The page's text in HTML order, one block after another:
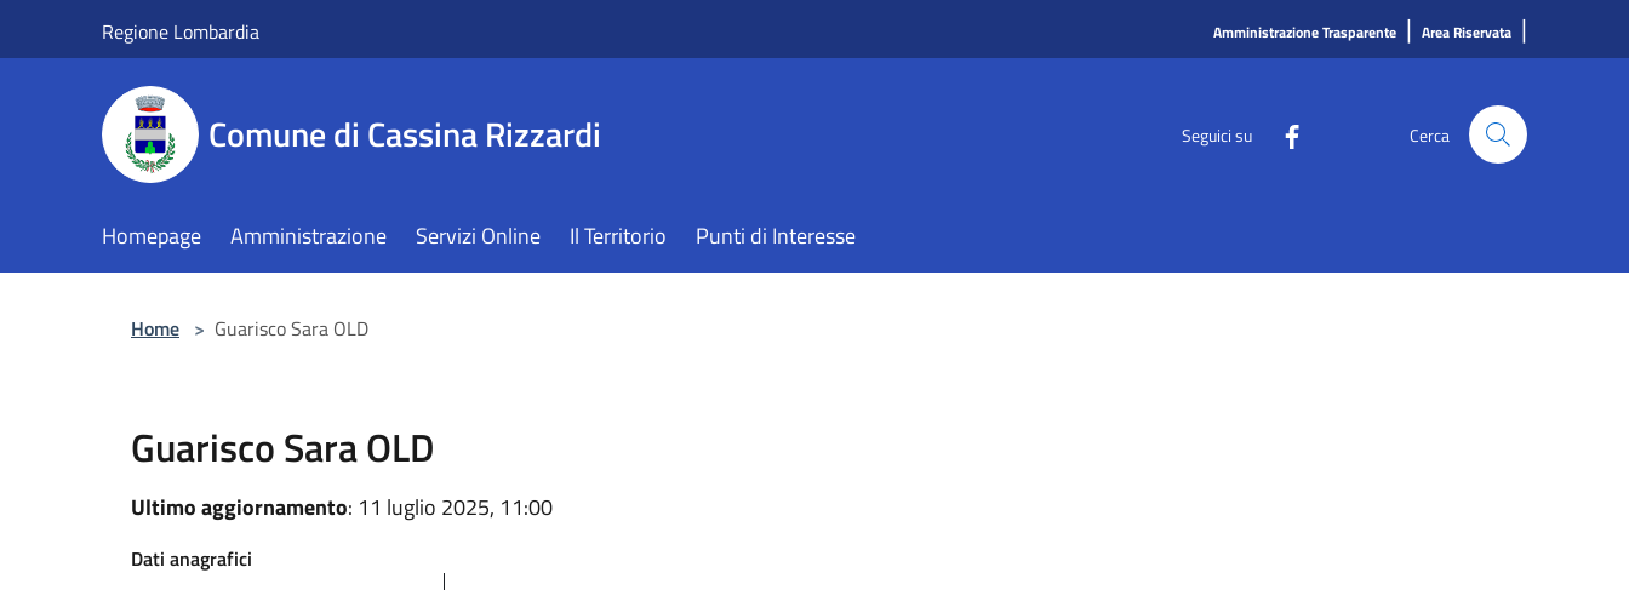
Regione Lombardia Amministrazione Trasparente | Area Riservata |
Comune di Cassina Rizzardi Seguici su Cerca
Homepage Amministrazione Servizi Online Il Territorio Punti di Interesse
Home > Guarisco Sara OLD
Guarisco Sara OLD
Ultimo aggiornamento: 11 luglio 2025, 11:00
Dati anagrafici